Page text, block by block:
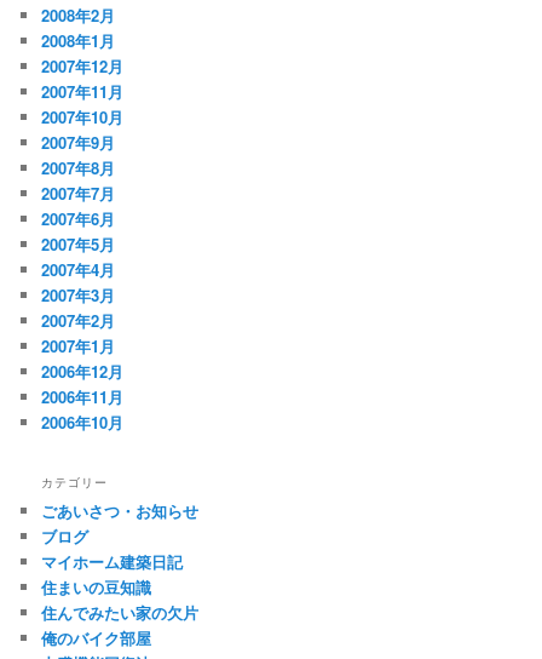
2008年2月
2008年1月
2007年12月
2007年11月
2007年10月
2007年9月
2007年8月
2007年7月
2007年6月
2007年5月
2007年4月
2007年3月
2007年2月
2007年1月
2006年12月
2006年11月
2006年10月
カテゴリー
ごあいさつ・お知らせ
ブログ
マイホーム建築日記
住まいの豆知識
住んでみたい家の欠片
俺のバイク部屋